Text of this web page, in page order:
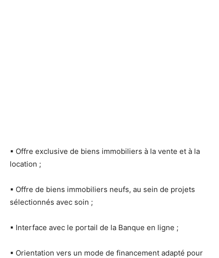
▪ Offre exclusive de biens immobiliers à la vente et à la
location ;
▪ Offre de biens immobiliers neufs, au sein de projets
sélectionnés avec soin ;
▪ Interface avec le portail de la Banque en ligne ;
▪ Orientation vers un mode de financement adapté pour